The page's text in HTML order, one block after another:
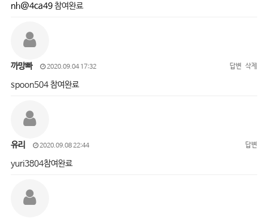
nh@4ca49참여완료
까망빠 2020.09.04 17:32 답변 삭제
spoon504 참여완료
유리 2020.09.08 22:44 답변
yuri3804참여완료